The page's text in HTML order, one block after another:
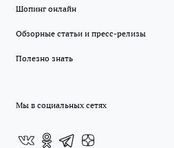
Шопинг онлайн
Обзорные статьи и пресс-релизы
Полезно знать
Мы в социальных сетях